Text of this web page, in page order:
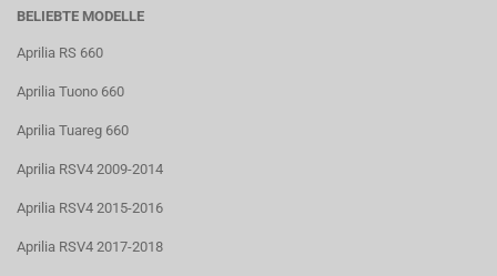
BELIEBTE MODELLE
Aprilia RS 660
Aprilia Tuono 660
Aprilia Tuareg 660
Aprilia RSV4 2009-2014
Aprilia RSV4 2015-2016
Aprilia RSV4 2017-2018